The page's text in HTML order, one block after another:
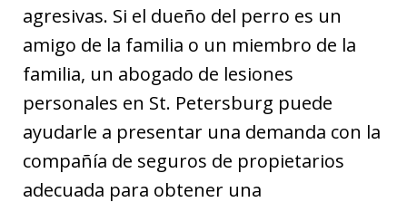
agresivas. Si el dueño del perro es un
amigo de la familia o un miembro de la
familia, un abogado de lesiones
personales en St. Petersburg puede
ayudarle a presentar una demanda con la
compañía de seguros de propietarios
adecuada para obtener una